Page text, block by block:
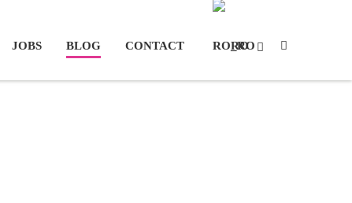
JOBS BLOG CONTACT RO